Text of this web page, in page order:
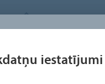
FORBO
SEGMENTI
iestatījumi